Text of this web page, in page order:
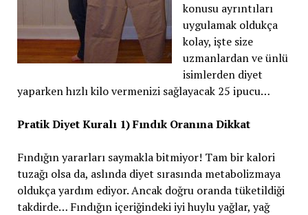
konusu ayrıntıları
uygulamak oldukça
kolay, işte size
uzmanlardan ve ünlü
isimlerden diyet
yaparken hızlı kilo vermenizi sağlayacak 25 ipucu…
Pratik Diyet Kuralı 1) Fındık Oranına Dikkat
Fındığın yararları saymakla bitmiyor! Tam bir kalori
tuzağı olsa da, aslında diyet sırasında metabolizmaya
oldukça yardım ediyor. Ancak doğru oranda tüketildiği
takdirde… Fındığın içeriğindeki iyi huylu yağlar, yağ